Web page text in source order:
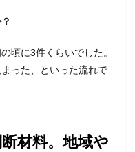
頃に3件くらいでした。
った、といった流れで
材料。地域や